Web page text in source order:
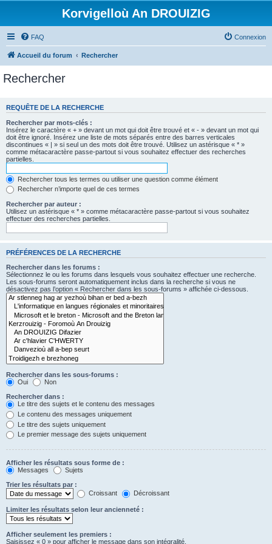
Korvigelloù An DROUIZIG
FAQ Connexion
Accueil du forum Rechercher
Rechercher
REQUÊTE DE LA RECHERCHE
Rechercher par mots-clés :
Insérez le caractère « + » devant un mot qui doit être trouvé et « - » devant un mot qui
doit être ignoré. Insérez une liste de mots séparés entre des barres verticales
discontinues « | » si seul un des mots doit être trouvé. Utilisez un astérisque « * »
comme métacaractère passe-partout si vous souhaitez effectuer des recherches
partielles.
Rechercher tous les termes ou utiliser une question comme élément
Rechercher n’importe quel de ces termes
Rechercher par auteur :
Utilisez un astérisque « * » comme métacaractère passe-partout si vous souhaitez
effectuer des recherches partielles.
PRÉFÉRENCES DE LA RECHERCHE
Rechercher dans les forums :
Sélectionnez le ou les forums dans lesquels vous souhaitez effectuer une recherche.
Les sous-forums seront automatiquement inclus dans la recherche si vous ne
désactivez pas l’option « Rechercher dans les sous-forums » affichée ci-dessous.
Rechercher dans les sous-forums :
Oui
Non
Rechercher dans :
Le titre des sujets et le contenu des messages
Le contenu des messages uniquement
Le titre des sujets uniquement
Le premier message des sujets uniquement
Afficher les résultats sous forme de :
Messages
Sujets
Trier les résultats par :
Croissant
Décroissant
Limiter les résultats selon leur ancienneté :
Afficher seulement les premiers :
Saisissez « 0 » pour afficher le message dans son intégralité.